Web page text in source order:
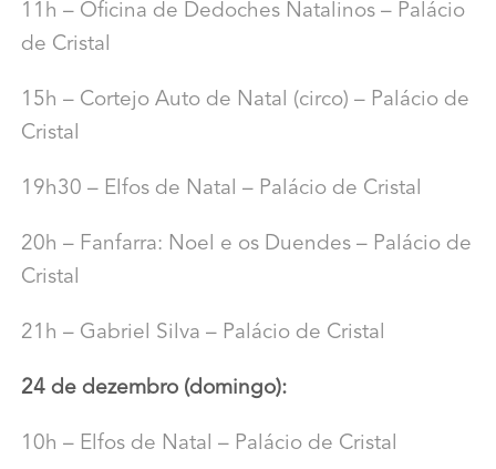
11h – Oficina de Dedoches Natalinos – Palácio
de Cristal
15h – Cortejo Auto de Natal (circo) – Palácio de
Cristal
19h30 – Elfos de Natal – Palácio de Cristal
20h – Fanfarra: Noel e os Duendes – Palácio de
Cristal
21h – Gabriel Silva – Palácio de Cristal
24 de dezembro (domingo):
10h – Elfos de Natal – Palácio de Cristal